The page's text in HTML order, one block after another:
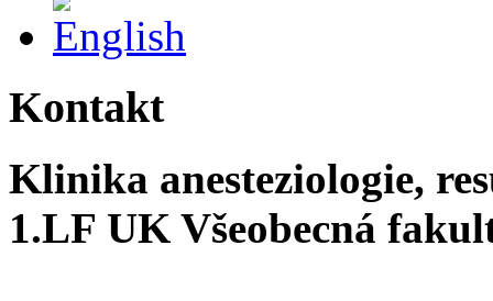
Kontakt
Klinika anesteziologie,
1.LF UK Všeobecná